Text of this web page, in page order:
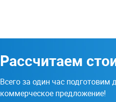
Рассчитаем
Всего за один час подготовим
коммерческое предложение!